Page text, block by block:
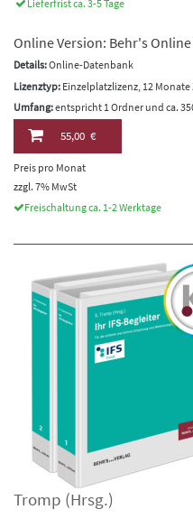
Lieferfrist ca. 3-5 Tage
Online Version: Behr's Online
Details:Online-Datenbank
Lizenztyp: Einzelplatzlizenz, 12
Umfang:entspricht 1 Ordner und ca.
55,00 €
Preis pro Monat
zzgl. 7% MwSt
Freischaltung ca. 1-2 Werktage
Tromp (Hrsg.)